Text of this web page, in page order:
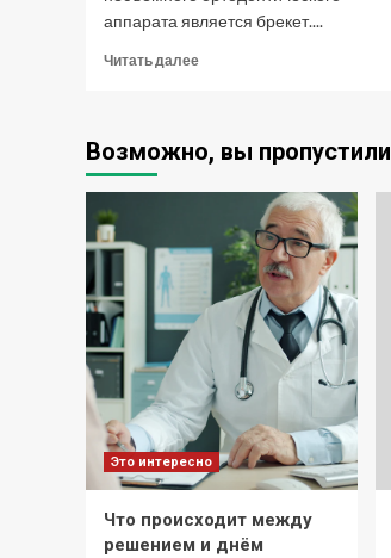
аппарата является брекет....
Читать далееПрочитать
брекеты
ставить
взрослому
Возможно, вы пропустили
Это интересно
Что происходит между
решением и днём